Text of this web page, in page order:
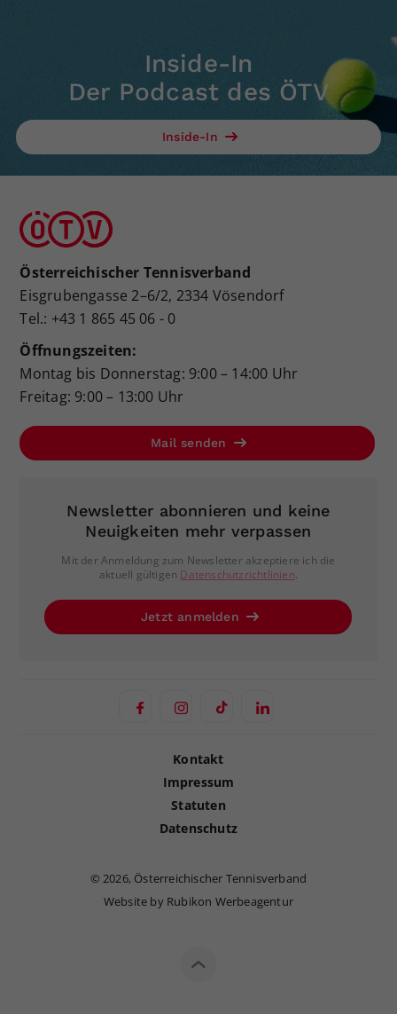
Inside-In
Der Podcast des ÖTV
Inside-In
Österreichischer Tennisverband
Eisgrubengasse 2–6/2, 2334 Vösendorf
Tel.: +43 1 865 45 06 - 0
Öffnungszeiten:
Montag bis Donnerstag: 9:00 – 14:00 Uhr
Freitag: 9:00 – 13:00 Uhr
Mail senden
Newsletter abonnieren und keine
Neuigkeiten mehr verpassen
Mit der Anmeldung zum Newsletter akzeptiere ich die
aktuell gültigen Datenschutzrichtlinien.
Jetzt anmelden
Kontakt
Impressum
Statuten
Datenschutz
©2026, Österreichischer Tennisverband
Website by Rubikon Werbeagentur